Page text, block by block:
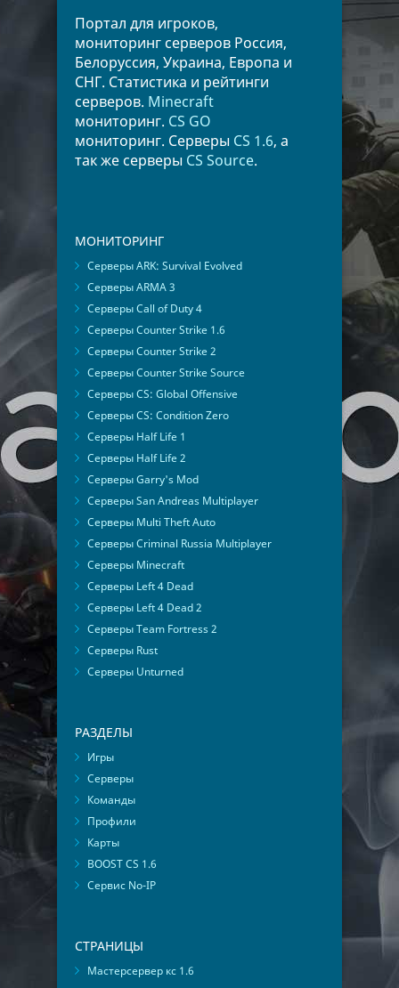
Портал для игроков,
мониторинг серверов Россия,
Белоруссия, Украина, Европа и
СНГ. Статистика и рейтинги
серверов. Minecraft
мониторинг. CS GO
мониторинг. Серверы CS 1.6, а
так же серверы CS Source.
МОНИТОРИНГ
Серверы ARK: Survival Evolved
Серверы ARMA 3
Серверы Call of Duty 4
Серверы Counter Strike 1.6
Серверы Counter Strike 2
Серверы Counter Strike Source
Серверы CS: Global Offensive
Серверы CS: Condition Zero
Серверы Half Life 1
Серверы Half Life 2
Серверы Garry's Mod
Серверы San Andreas Multiplayer
Серверы Multi Theft Auto
Серверы Criminal Russia Multiplayer
Серверы Minecraft
Серверы Left 4 Dead
Серверы Left 4 Dead 2
Серверы Team Fortress 2
Серверы Rust
Серверы Unturned
РАЗДЕЛЫ
Игры
Серверы
Команды
Профили
Карты
BOOST CS 1.6
Сервис No-IP
СТРАНИЦЫ
Мастерсервер кс 1.6